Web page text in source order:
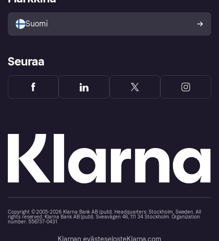
Ostajan turva
Suomi
Seuraa
Copyright © 2005-2026 Klarna Bank AB (publ). Headquarters: Stockholm, Sweden. All
rights reserved. Klarna Bank AB (publ). Sveavägen 46, 111 34 Stockholm. Organization
number: 556737-0431
Klarnan evästeselosteKlarna.com